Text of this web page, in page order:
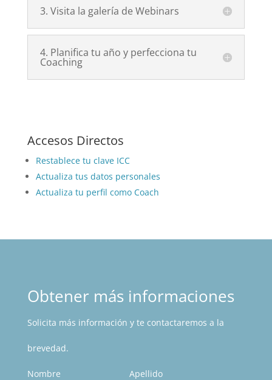
3. Visita la galería de Webinars
4. Planifica tu año y perfecciona tu
Coaching
Accesos Directos
Restablece tu clave ICC
Actualiza tus datos personales
Actualiza tu perfil como Coach
Obtener más informaciones
Solicita más información y te contactaremos a la
brevedad.
Nombre Apellido